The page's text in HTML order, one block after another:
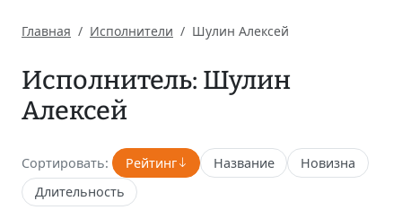
Главная Исполнители Шулин Алексей
Исполнитель: Шулин
Алексей
Сортировать: Рейтинг Название
Новизна
Длительность